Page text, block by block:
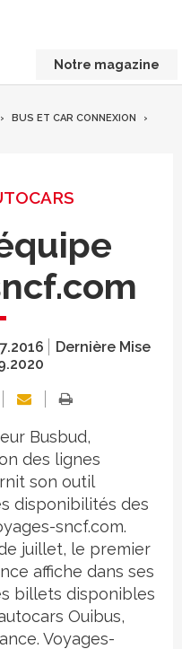
Notre magazine
BUS ET CAR CONNEXION
Dernière Mise
Busbud,
des lignes
son outil
disponibilités des
sncf.com.
juillet, le premier
affiche dans ses
billets disponibles
Ouibus,
Voyages-